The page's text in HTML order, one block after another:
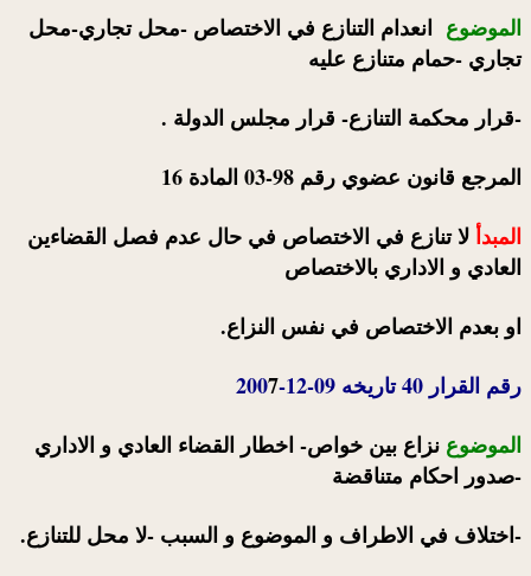
الموضوع انعدام التنازع في الاختصاص -محل تجاري-محل
تجاري -حمام متنازع عليه
-قرار محكمة التنازع- قرار مجلس الدولة .
المرجع قانون عضوي رقم 98-03 المادة 16
المبدأ لا تنازع في الاختصاص في حال عدم فصل القضاءين
العادي و الاداري بالاختصاص
او بعدم الاختصاص في نفس النزاع.
رقم القرار 40 تاريخه 09-12-200
7
الموضوع نزاع بين خواص- اخطار القضاء العادي و الاداري
-صدور احكام متناقضة
-اختلاف في الاطراف و الموضوع و السبب -لا محل للتنازع.